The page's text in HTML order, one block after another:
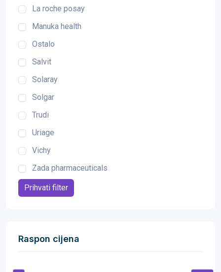
La roche posay
Manuka health
Ostalo
Salvit
Solaray
Solgar
Trudi
Uriage
Vichy
Zada pharmaceuticals
Prihvati filter
Raspon cijena